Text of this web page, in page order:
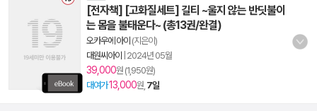
[전자책] [고화질세트] 길티 ~울지 않는 반딧불이
는 몸을 불태운다~ (총13권/완결)
오카우에 아이 (지은이)
대원씨아이
2024년 05월
39,000원 (1,950원)
대여가13,000원, 7일